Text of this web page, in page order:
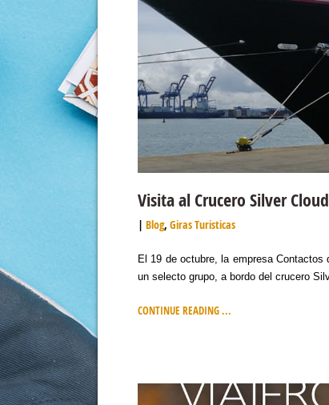
Visita al Crucero Silver Cloud
Blog, Giras Turisticas
El 19 de octubre, la empresa
un selecto grupo, a bordo del crucero
CONTINUE READING ...